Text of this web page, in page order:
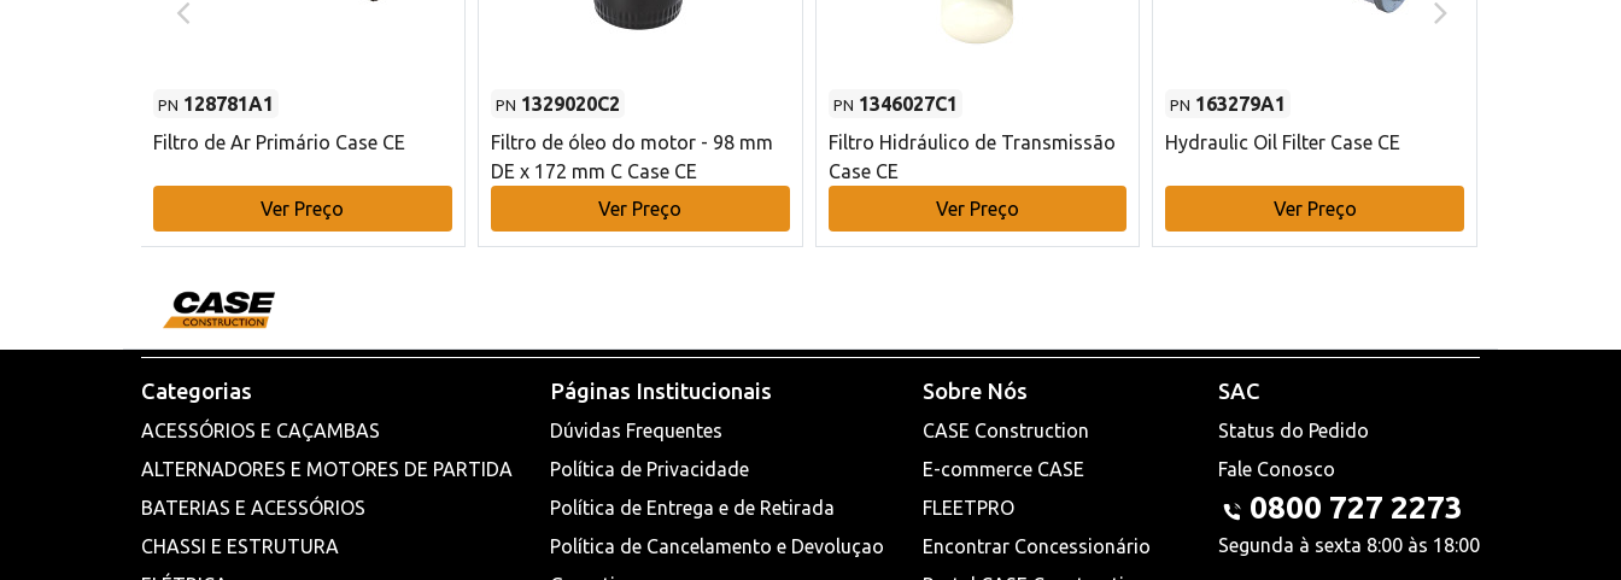
PN 128781A1
Filtro de Ar Primário Case CE
Ver Preço
PN 1329020C2
Filtro de óleo do motor - 98 mm
DE x 172 mm C Case CE
Ver Preço
PN 1346027C1
Filtro Hidráulico de Transmissão
Case CE
Ver Preço
PN 163279A1
Hydraulic Oil Filter Case CE
Ver Preço
Categorias
ACESSÓRIOS E CAÇAMBAS
ALTERNADORES E MOTORES DE PARTIDA
BATERIAS E ACESSÓRIOS
CHASSI E ESTRUTURA
Páginas Institucionais
Dúvidas Frequentes
Política de Privacidade
Política de Entrega e de Retirada
Política de Cancelamento e Devoluçao
Sobre Nós
CASE Construction
E-commerce CASE
FLEETPRO
Encontrar Concessionário
SAC
Status do Pedido
Fale Conosco
0800 727 2273
Segunda à sexta 8:00 às 18:00